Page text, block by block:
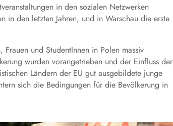
in den sozialen Netzwerken
in den letzten Jahren, und in Warschau die erste
und StudentInnen in Polen massiv
wurden vorangetrieben und der Einfluss der
Ländern der EU gut ausgebildete junge
sich die Bedingungen für die Bevölkerung in